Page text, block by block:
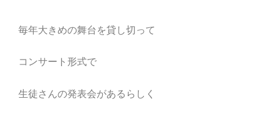
毎年大きめの舞台を貸し切って
コンサート形式で
生徒さんの発表会があるらしく